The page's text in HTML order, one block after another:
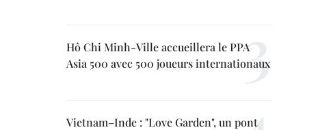
Hô Chi Minh-Ville accueillera le PPA
Asia 500 avec 500 joueurs internationaux
Vietnam–Inde : "Love Garden", un pont